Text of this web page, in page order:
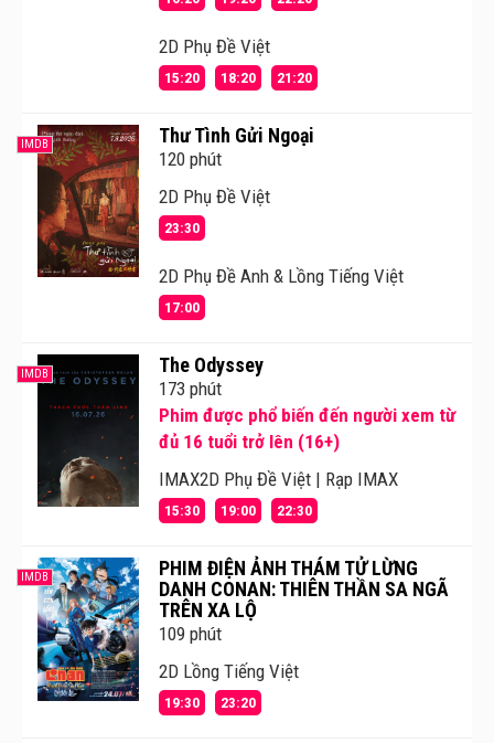
2D Phụ Đề Việt
15:20 18:20 21:20
IMDB Thư Tình Gửi Ngoại
120 phút
2D Phụ Đề Việt
23:30
2D Phụ Đề Anh & Lồng Tiếng Việt
17:00
IMDB The Odyssey
173 phút
Phim được phổ biến đến người xem từ
đủ 16 tuổi trở lên (16+)
IMAX2D Phụ Đề Việt | Rạp IMAX
15:30 19:00 22:30
IMDB
PHIM ĐIỆN ẢNH THÁM TỬ LỪNG
DANH CONAN: THIÊN THẦN SA NGÃ
TRÊN XA LỘ
109 phút
2D Lồng Tiếng Việt
19:30 23:20